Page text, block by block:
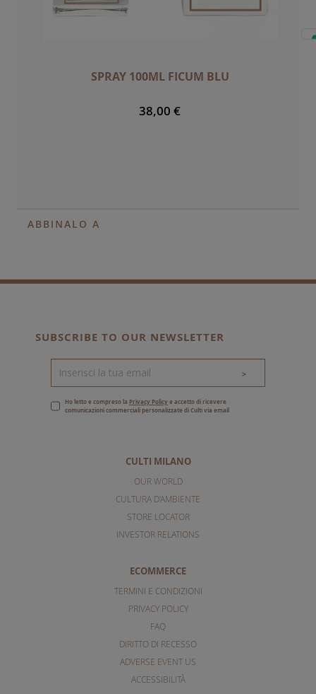
SPRAY 100ML FICUM BLU
38,00 €
ABBINALO A
CULTI MILANO
OUR WORLD
CULTURA D'AMBIENTE
STORE LOCATOR
INVESTOR RELATIONS
ECOMMERCE
TERMINI E CONDIZIONI
PRIVACY POLICY
FAQ
DIRITTO DI RECESSO
ADVERSE EVENT US
ACCESSIBILITÀ
SUBSCRIBE TO OUR NEWSLETTER
>
Ho letto e compreso la Privacy Policye accetto di ricevere
comunicazioni commerciali personalizzate di Culti via email